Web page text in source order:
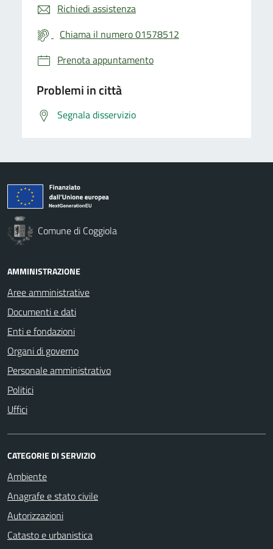
Richiedi assistenza
Chiama il numero 01578512
Prenota appuntamento
Problemi in città
Segnala disservizio
Comune di Coggiola
AMMINISTRAZIONE
Aree amministrative
Documenti e dati
Enti e fondazioni
Organi di governo
Personale amministrativo
Politici
Uffici
CATEGORIE DI SERVIZIO
Ambiente
Anagrafe e stato civile
Autorizzazioni
Catasto e urbanistica